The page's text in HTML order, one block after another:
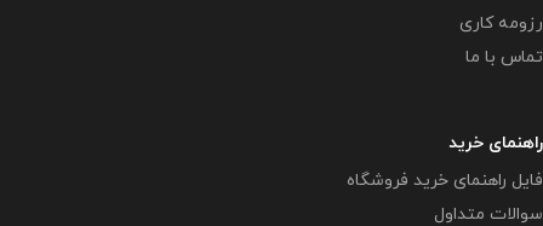
رزومه کاری
تماس با ما
راهنمای خرید
فایل راهنمای خرید فروشگاه
سوالات متداول